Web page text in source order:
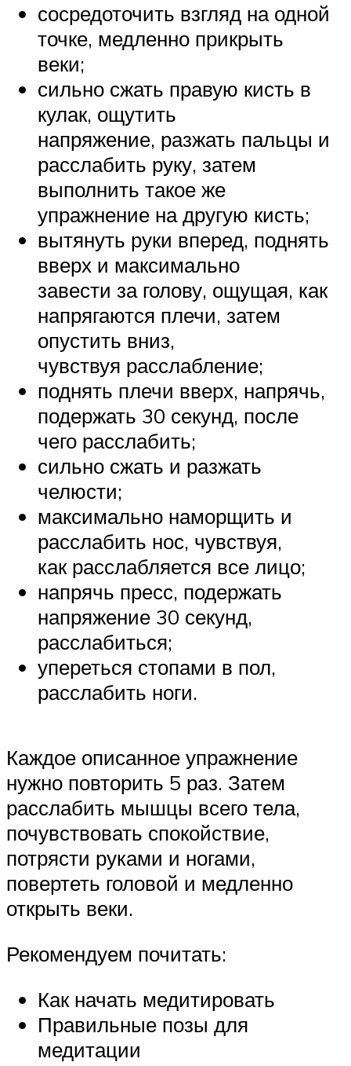
сосредоточить взгляд на одной
точке, медленно прикрыть
веки;
сильно сжать правую кисть в
кулак, ощутить
напряжение, разжать пальцы и
расслабить руку, затем
выполнить такое же
упражнение на другую кисть;
вытянуть руки вперед, поднять
вверх и максимально
завести за голову, ощущая, как
напрягаются плечи, затем
опустить вниз,
чувствуя расслабление;
поднять плечи вверх, напрячь,
подержать 30 секунд, после
чего расслабить;
сильно сжать и разжать
челюсти;
максимально наморщить и
расслабить нос, чувствуя,
как расслабляется все лицо;
напрячь пресс, подержать
напряжение 30 секунд,
расслабиться;
упереться стопами в пол,
расслабить ноги.
Каждое описанное упражнение
нужно повторить 5 раз. Затем
расслабить мышцы всего тела,
почувствовать спокойствие,
потрясти руками и ногами,
повертеть головой и медленно
открыть веки.
Рекомендуем почитать:
Как начать медитировать
Правильные позы для
медитации